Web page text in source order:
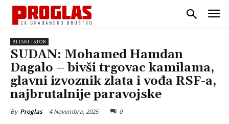
BLISKI ISTOK
SUDAN: Mohamed Hamdan
Dagalo – bivši trgovac kamilama,
glavni izvoznik zlata i vođa RSF-a,
najbrutalnije paravojske
By Proglas 4 Novembra, 2025 0